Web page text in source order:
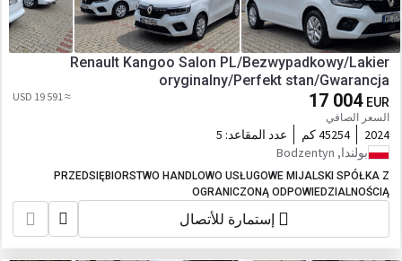
Renault Kangoo Salon PL/Bezwypadkowy/Lakier
oryginalny/Perfekt stan/Gwarancja
17 004 EUR
السعر الصافي
≈ 19 591 USD
2024 45254 كم عدد المقاعد: 5
بولندا, Bodzentyn
PRZEDSIĘBIORSTWO HANDLOWO USŁUGOWE MIJALSKI SPÓŁKA Z
OGRANICZONĄ ODPOWIEDZIALNOŚCIĄ
إستمارة للأتصال